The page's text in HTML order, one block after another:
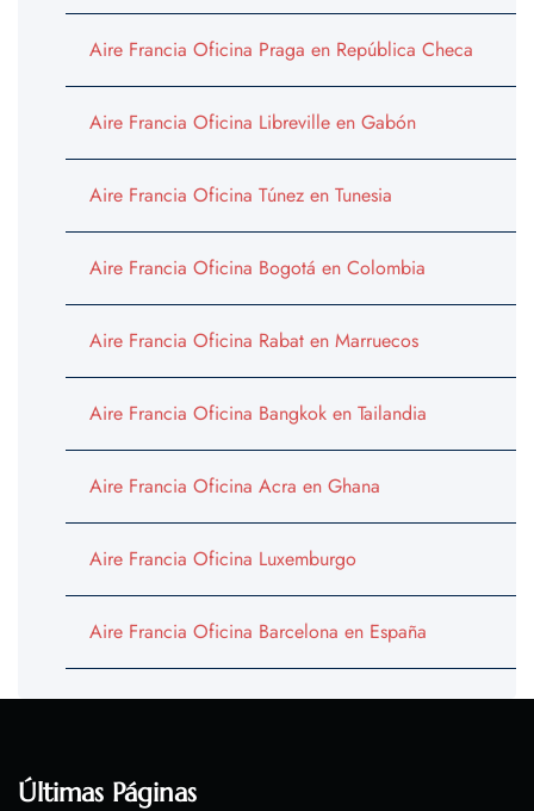
Aire Francia Oficina Praga en República Checa
Aire Francia Oficina Libreville en Gabón
Aire Francia Oficina Túnez en Tunesia
Aire Francia Oficina Bogotá en Colombia
Aire Francia Oficina Rabat en Marruecos
Aire Francia Oficina Bangkok en Tailandia
Aire Francia Oficina Acra en Ghana
Aire Francia Oficina Luxemburgo
Aire Francia Oficina Barcelona en España
Últimas Páginas